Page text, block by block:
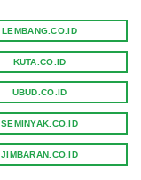
LEMBANG.CO.ID
KUTA.CO.ID
UBUD.CO.ID
SEMINYAK.CO.ID
JIMBARAN.CO.ID